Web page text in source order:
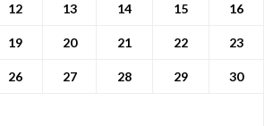
12 13 14 15 16
19 20 21 22 23
26 27 28 29 30